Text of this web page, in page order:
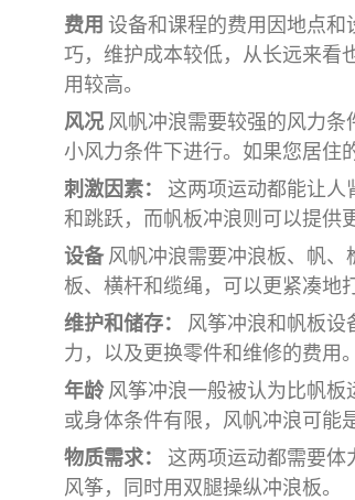
费用 设备和课程的费用因地点
巧，维护成本较低，从长远来看
用较高。
风况 风帆冲浪需要较强的风力条
小风力条件下进行。如果您居住
刺激因素：
这两项运动都能让
和跳跃，而帆板冲浪则可以提供
设备 风帆冲浪需要冲浪板、帆
板、横杆和缆绳，可以更紧凑地
维护和储存：
风筝冲浪和帆板设
力，以及更换零件和维修的费用。
年龄风筝冲浪一般被认为比帆板
或身体条件有限，风帆冲浪可能
物质需求：
这两项运动都需要体
风筝，同时用双腿操纵冲浪板。